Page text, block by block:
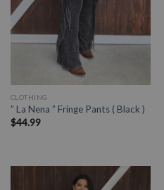
CLOTHING
” La Nena ” Fringe Pants ( Black )
$44.99